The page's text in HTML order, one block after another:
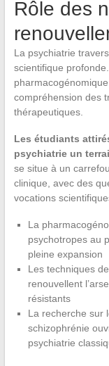
Rôle des
La psychiatrie
scientifique
compréhension des
thérapeutiques.
Les étudiants
psychiatrie un
se situe à un
clinique, avec des
vocations
La
psychotropes au
pleine expansion
Les techniques
renouvellent
résistants
La recherche sur
schizophrénie
psychiatrie